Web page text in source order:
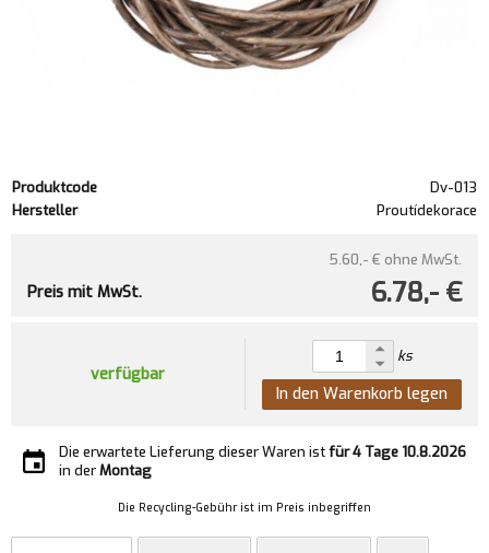
Produktcode
Dv-013
Hersteller
Proutídekorace
5.60,- € ohne MwSt.
6.78,- €
Preis mit MwSt.
verfügbar
ks
In den Warenkorb legen
Die erwartete Lieferung dieser Waren istfür 4 Tage10.8.2026
in derMontag
Die Recycling-Gebühr ist im Preis inbegriffen